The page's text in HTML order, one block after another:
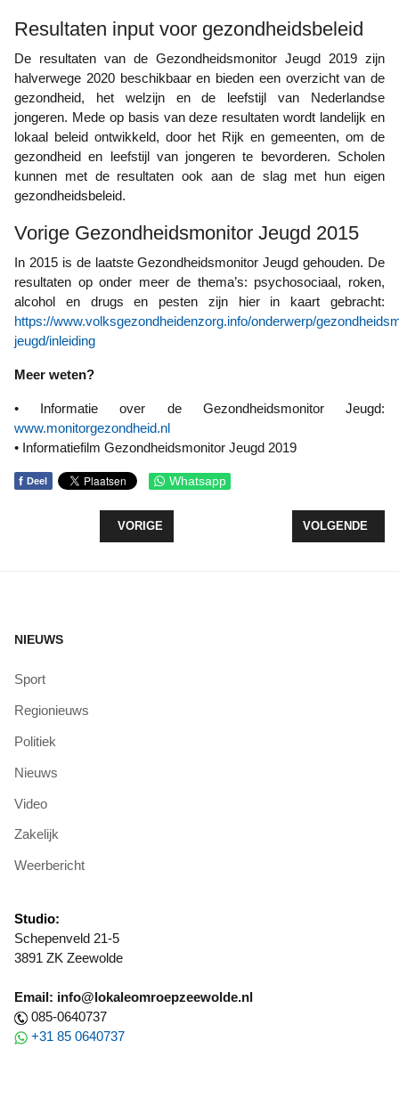
Resultaten input voor gezondheidsbeleid
De resultaten van de Gezondheidsmonitor Jeugd 2019 zijn
halverwege 2020 beschikbaar en bieden een overzicht van de
gezondheid, het welzijn en de leefstijl van Nederlandse
jongeren. Mede op basis van deze resultaten wordt landelijk en
lokaal beleid ontwikkeld, door het Rijk en gemeenten, om de
gezondheid en leefstijl van jongeren te bevorderen. Scholen
kunnen met de resultaten ook aan de slag met hun eigen
gezondheidsbeleid.
Vorige Gezondheidsmonitor Jeugd 2015
In 2015 is de laatste Gezondheidsmonitor Jeugd gehouden. De
resultaten op onder meer de thema’s: psychosociaal, roken,
alcohol en drugs en pesten zijn hier in kaart gebracht:
https://www.volksgezondheidenzorg.info/onderwerp/
jeugd/inleiding
Meer weten?
• Informatie over de Gezondheidsmonitor Jeugd:
www.monitorgezondheid.nl
• Informatiefilm Gezondheidsmonitor Jeugd 2019
f Deel Whatsapp
VORIG ARTIKEL: DE PUBLIEKE OPINIE TEN
VORIGE VOLGENDE
VOLGENDE
NIEUWS
Sport
Regionieuws
Politiek
Nieuws
Video
Zakelijk
Weerbericht
Studio:
Schepenveld 21-5
3891 ZK Zeewolde
Email: info@lokaleomroepzeewolde.nl
085-0640737
+31 85 0640737